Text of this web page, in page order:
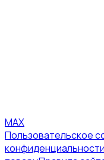
MAX
Пользовательское
конфиденциальности